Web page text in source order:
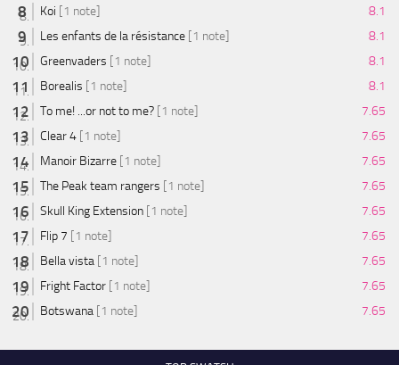
Koi [1 note]
8.1
Les enfants de la résistance [1 note]
8.1
Greenvaders [1 note]
8.1
Borealis [1 note]
8.1
To me! ...or not to me? [1 note]
7.65
Clear 4 [1 note]
7.65
Manoir Bizarre [1 note]
7.65
The Peak team rangers [1 note]
7.65
Skull King Extension [1 note]
7.65
Flip 7 [1 note]
7.65
Bella vista [1 note]
7.65
Fright Factor [1 note]
7.65
Botswana [1 note] 7.65